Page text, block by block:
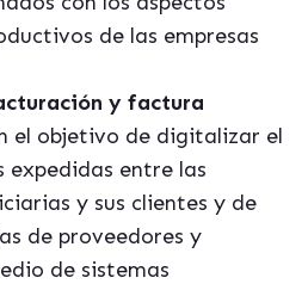
de las empresas
y factura
el objetivo de digitalizar el
entre las
y sus clientes y de
de proveedores y
de sistemas